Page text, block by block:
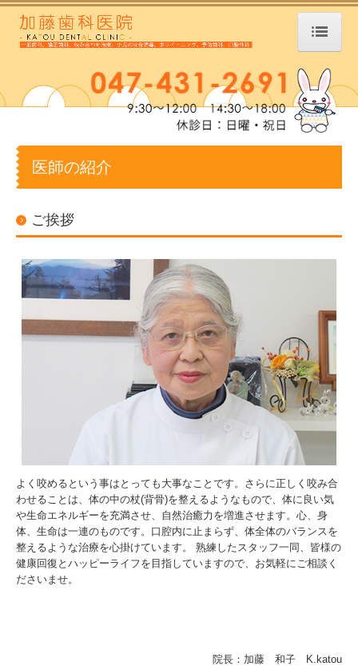
交通案内
医師の紹介
医院案内
診療案内
咬み合わせ治療
小児の咬合誘導
口腔外科
おすすめグッズ
健康一番！ハッピーコーナー
医師の紹介
ご挨拶
よく咬めるという事はとっても大事なことです。さらに正しく咬み合
わせることは、体の中の杖(背骨)を整えるようなもので、体に良い気
や生命エネルギーを充満させ、自然治癒力を増進させます。心、身
体、生命は一連のものです。口腔内に止まらず、体全体のバランスを
整えるような治療を心掛けています。 熟練したスタッフ一同、皆様の
健康回復とハッピーライフを目指していますので、お気軽にご相談く
ださいませ。
院長：加藤 和子 K.katou